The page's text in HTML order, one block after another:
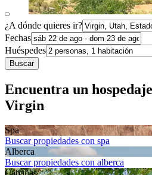
¿A dónde quieres ir?
Fechas
Huéspedes
Buscar
Encuentra un
Virgin
Spa
Buscar propiedades con spa
Alberca
Buscar propiedades con alberca